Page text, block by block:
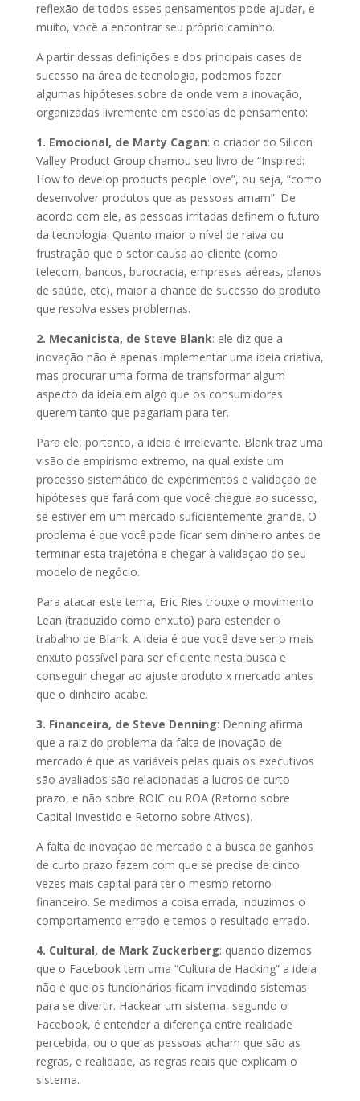
reflexão de todos esses pensamentos pode ajudar, e
muito, você a encontrar seu próprio caminho.
A partir dessas definições e dos principais cases de
sucesso na área de tecnologia, podemos fazer
algumas hipóteses sobre de onde vem a inovação,
organizadas livremente em escolas de pensamento:
1. Emocional, de Marty Cagan: o criador do Silicon
Valley Product Group chamou seu livro de “Inspired:
How to develop products people love”, ou seja, “como
desenvolver produtos que as pessoas amam”. De
acordo com ele, as pessoas irritadas definem o futuro
da tecnologia. Quanto maior o nível de raiva ou
frustração que o setor causa ao cliente (como
telecom, bancos, burocracia, empresas aéreas, planos
de saúde, etc), maior a chance de sucesso do produto
que resolva esses problemas.
2. Mecanicista, de Steve Blank: ele diz que a
inovação não é apenas implementar uma ideia criativa,
mas procurar uma forma de transformar algum
aspecto da ideia em algo que os consumidores
querem tanto que pagariam para ter.
Para ele, portanto, a ideia é irrelevante. Blank traz uma
visão de empirismo extremo, na qual existe um
processo sistemático de experimentos e validação de
hipóteses que fará com que você chegue ao sucesso,
se estiver em um mercado suficientemente grande. O
problema é que você pode ficar sem dinheiro antes de
terminar esta trajetória e chegar à validação do seu
modelo de negócio.
Para atacar este tema, Eric Ries trouxe o movimento
Lean (traduzido como enxuto) para estender o
trabalho de Blank. A ideia é que você deve ser o mais
enxuto possível para ser eficiente nesta busca e
conseguir chegar ao ajuste produto x mercado antes
que o dinheiro acabe.
3. Financeira, de Steve Denning: Denning afirma
que a raiz do problema da falta de inovação de
mercado é que as variáveis pelas quais os executivos
são avaliados são relacionadas a lucros de curto
prazo, e não sobre ROIC ou ROA (Retorno sobre
Capital Investido e Retorno sobre Ativos).
A falta de inovação de mercado e a busca de ganhos
de curto prazo fazem com que se precise de cinco
vezes mais capital para ter o mesmo retorno
financeiro. Se medimos a coisa errada, induzimos o
comportamento errado e temos o resultado errado.
4. Cultural, de Mark Zuckerberg: quando dizemos
que o Facebook tem uma “Cultura de Hacking” a ideia
não é que os funcionários ficam invadindo sistemas
para se divertir. Hackear um sistema, segundo o
Facebook, é entender a diferença entre realidade
percebida, ou o que as pessoas acham que são as
regras, e realidade, as regras reais que explicam o
sistema.